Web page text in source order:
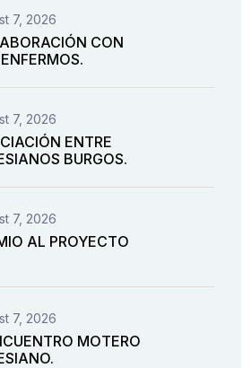
7, 2026
CON
7, 2026
ENTRE
BURGOS.
7, 2026
AL PROYECTO
7, 2026
MOTERO